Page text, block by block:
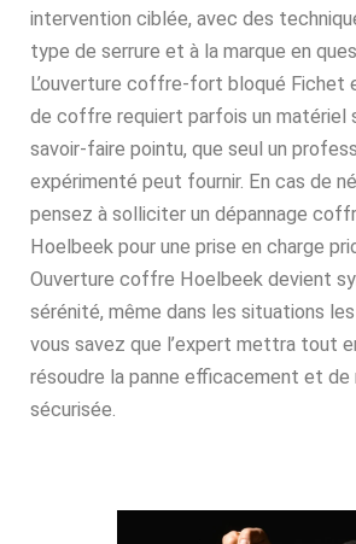
intervention ciblée, avec des
type de serrure et à la marque en
L’ouverture coffre-fort bloqué Fichet
de coffre requiert parfois un matériel
savoir-faire pointu, que seul un
expérimenté peut fournir. En cas de
pensez à solliciter un dépannage
Hoelbeek pour une prise en charge
Ouverture coffre Hoelbeek devient
sérénité, même dans les situations
vous savez que l’expert mettra tout
résoudre la panne efficacement et de
sécurisée.